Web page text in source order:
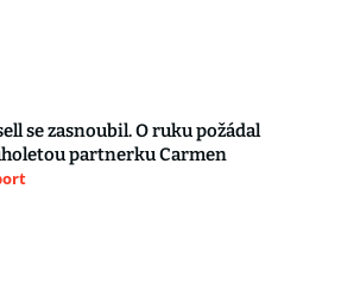
se zasnoubil. O ruku požádal
partnerku Carmen